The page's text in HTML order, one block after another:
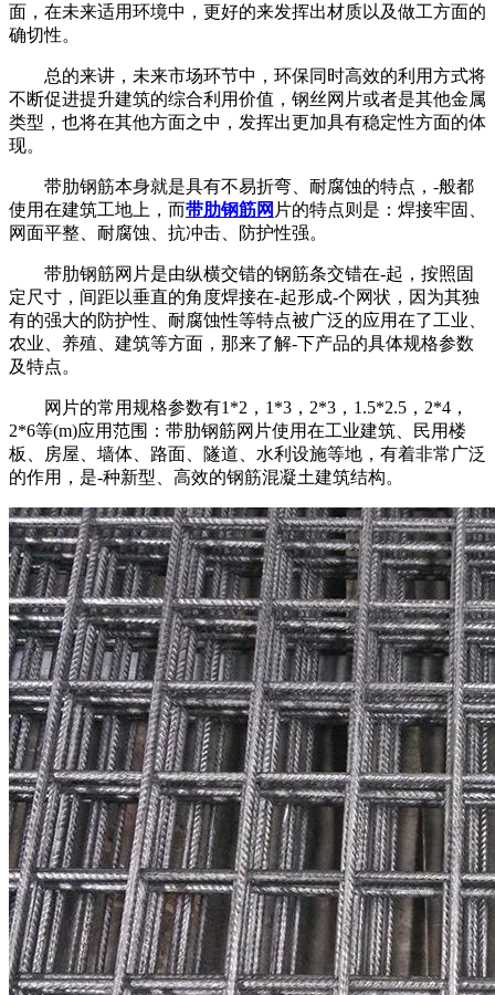
面，在未来适用环境中，更好的来发挥出材质以及做工方面的
确切性。
总的来讲，未来市场环节中，环保同时高效的利用方式将
不断促进提升建筑的综合利用价值，钢丝网片或者是其他金属
类型，也将在其他方面之中，发挥出更加具有稳定性方面的体
现。
带肋钢筋本身就是具有不易折弯、耐腐蚀的特点，-般都
使用在建筑工地上，而带肋钢筋网 片的特点则是：焊接牢固、
网面平整、耐腐蚀、抗冲击、防护性强。
带肋钢筋网片是由纵横交错的钢筋条交错在-起，按照固
定尺寸，间距以垂直的角度焊接在-起形成-个网状，因为其独
有的强大的防护性、耐腐蚀性等特点被广泛的应用在了工业、
农业、养殖、建筑等方面，那来了解-下产品的具体规格参数
及特点。
网片的常用规格参数有1*2，1*3，2*3，1.5*2.5，2*4，
2*6等(m)应用范围：带肋钢筋网片使用在工业建筑、民用楼
板、房屋、墙体、路面、隧道、水利设施等地，有着非常广泛
的作用，是-种新型、高效的钢筋混凝土建筑结构。